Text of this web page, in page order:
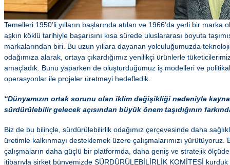
Temelleri 1950’li yılların başlarında atılan ve 1966’da yerli bir marka
aşkın köklü tarihiyle başarısını kısa sürede uluslararası boyuta
markalarından biri. Bu uzun yıllara dayanan yolculuğumuzda
odağımıza alarak, ortaya çıkardığımız yenilikçi ürünlerle
amaçladık. Bunu yaparken de oluşturduğumuz iş modelleri ve
operasyonlar ile projeler üretmeyi hedefledik.
“Dünyamızın ortak sorunu olan iklim değişikliği nedeniyle
sürdürülebilir gelecek açısından büyük önem taşıdığının
Biz de bu bilinçle, sürdürülebilirlik odağımız çerçevesinde daha
üretimle kalkınmayı desteklemek üzere çalışmalarımızı yürütüyoruz.
çalışmaların daha güçlü bir platformda, daha geniş ve stratejik
itibarıyla şirket bünyemizde SÜRDÜRÜLEBİLİRLİK KOMİTESİ